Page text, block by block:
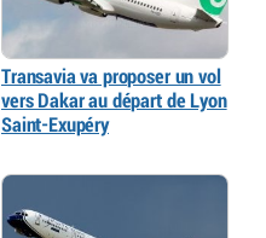
Transavia va proposer un vol
vers Dakar au départ de Lyon
Saint-Exupéry